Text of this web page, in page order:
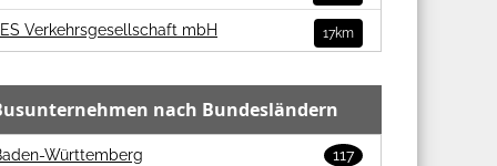
17km
Verkehrsgesellschaft mbH
nach Bundesländern
Württemberg 117